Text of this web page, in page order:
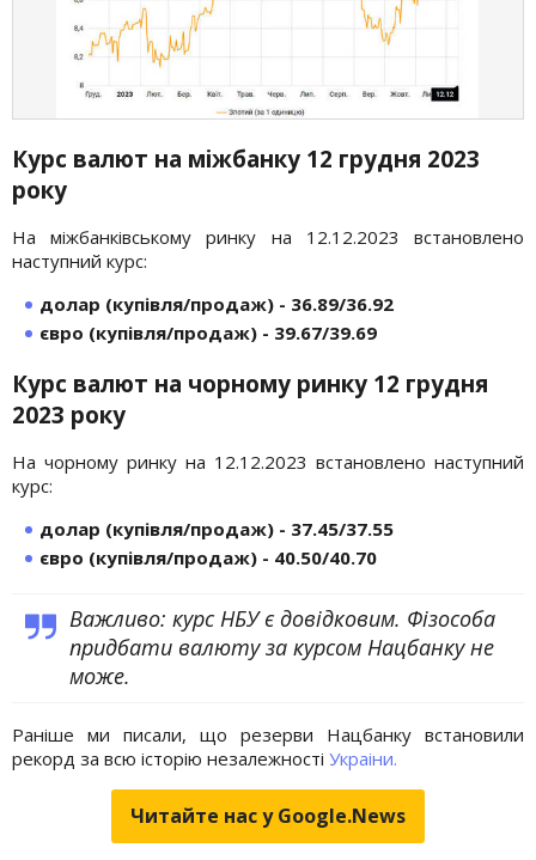
Курс валют на міжбанку 12 грудня 2023
року
На міжбанківському ринку на 12.12.2023 встановлено
наступний курс:
долар (купівля/продаж) - 36.89/36.92
євро (купівля/продаж) - 39.67/39.69
Курс валют на чорному ринку 12 грудня
2023 року
На чорному ринку на 12.12.2023 встановлено наступний
курс:
долар (купівля/продаж) - 37.45/37.55
євро (купівля/продаж) - 40.50/40.70
Важливо: курс НБУ є довідковим. Фізособа
придбати валюту за курсом Нацбанку не
може.
Раніше ми писали, що резерви Нацбанку встановили
рекорд за всю історію незалежності Украіни.
Читайте нас у Google.News